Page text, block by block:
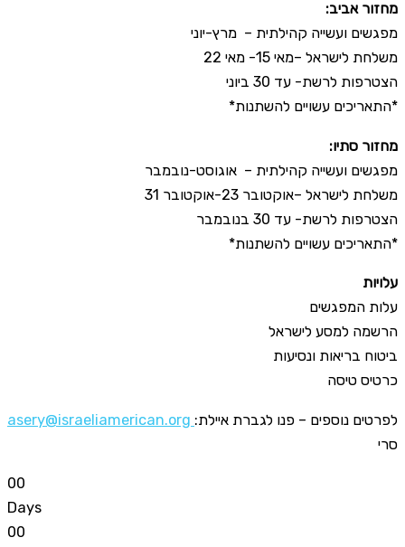
:מחזור אביב
מפגשים ועשייה קהילתית – מרץ-יוני
משלחת לישראל –מאי 15- מאי 22
הצטרפות לרשת- עד 30 ביוני
*התאריכים עשויים להשתנות*
:מחזור סתיו
מפגשים ועשייה קהילתית – אוגוסט-נובמבר
משלחת לישראל –אוקטובר 23-אוקטובר 31
הצטרפות לרשת- עד 30 בנובמבר
*התאריכים עשויים להשתנות*
עלויות
עלות המפגשים
הרשמה למסע לישראל
ביטוח בריאות ונסיעות
כרטיס טיסה
asery@israeliamerican.org :לפרטים נוספים – פנו לגברת איילת
סרי
00
Days
00